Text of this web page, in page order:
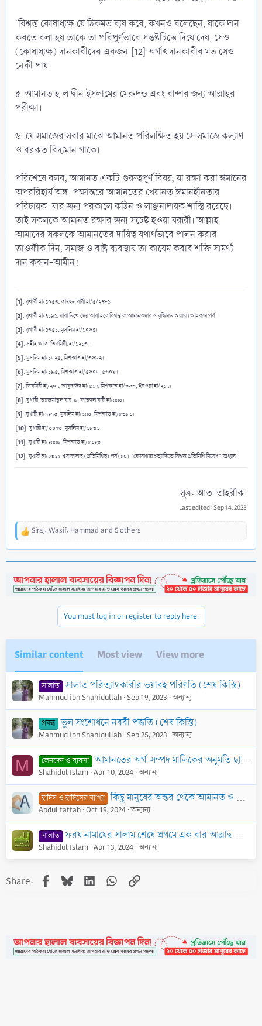
‘বিশ্বস্ত কোষাধ্যক্ষ যে ঠিকমত ব্যয় করে, কখনও বলেছেন, যাকে দান
করতে বলা হয় তাকে তা পরিপূর্ণভাবে সন্তুষ্টচিত্তে দিয়ে দেয়, সেও
(কোষাধ্যক্ষ) দানকারীদের একজন।[12] অর্থাৎ দানকারীর মত সেও
নেকী পায়।
৫. আমানত হ’ল দ্বীন ইসলামের মেরুদন্ড এবং বান্দার জন্য আল্লাহর
পরীক্ষা।
৬. যে সমাজের সবার মাঝে আমানত পরিলক্ষিত হয় সে সমাজে কল্যাণ
ও বরকত বিদ্যমান থাকে।
পরিশেষে বলব, আমানত একটি গুরুত্বপূর্ণ বিষয়, যা রক্ষা করা ঈমানের
অপররিহার্য অঙ্গ। পক্ষান্তরে আমানতের খেয়ানত ঈমানহীনতার
পরিচায়ক। যার জন্য পরকালে কঠিন ও লাঞ্ছনাদায়ক শাস্তি রয়েছে।
তাই সকলকে আমানত রক্ষার জন্য সচেষ্ট হওয়া যরূরী। আল্লাহ
আমাদের সকলকে আমানতের দায়িত্ব যথার্থভাবে পালন করার
তাওফীক দিন, সমাজ ও রাষ্ট্র ব্যবস্থায় তা কায়েম করার শক্তি সামর্থ্য
দান করুন-আমীন!
[1]. বুখারী হা/৪০৫৩, ফাৎহুল বারী হা/৫/২৭৮১।
[2]. বুখারী হা/৭১৯১, যারা নিখে দেয় তারা হবে বিশ্বস্ত বা আমানতদার ও বুদ্ধিমান অধ্যায়। আহকাম পর্ব।
[3]. বুখারী হা/৪৩৫১; মুসলিম হা/১০৬৪।
[4]. সহীহ আত-তিরমিযী, হা/১২১৩।
[5]. মুসলিম হা/১৮২৫; মিশকাত হা/৩৬৮২।
[6]. মুসলিম হা/১৯৫; মিশকাত হা/৫৬০৮-৫৬০৯।
[7]. তিরমিযী হা/২০৭, আবুদাঊদ হা/৫১৭, মিশকাত হা/৬৬৩; ইরওয়া হা/২১৭।
[8]. বুখারী, তরজমাতুল বাব-৯; ফাতহুল বারী হা/৪৪৩।
[9]. বুখারী হা/৭২৭৬; মুসলিম হা/১৪৩; মিশকাত হা/৫৩৮১।
[10]. বুখারী হা/৩০৭৩; মুসলিম হা/১৮৩১।
[11]. বুখারী হা/২৪৪৯; মিশকাত হা/৫১২৬।
[12]. বুখারী হা/২৩১৯ ওয়াকালাহ (প্রতিনিধিত্ব) পর্ব (৪০), ‘কোষাগার ইত্যাদিতে বিশ্বস্ত প্রতিনিধি নিয়োগ’ অধ্যায়।
সূত্র: আত-তাহরীক।​
Last edited: Sep 14, 2023
R
t
i
Siraj, Wasif, Hammad and 5 others
You must log in or register to reply here.
Similar content Most view View more
সালাত সালাত পরিত্যাগকারীর ভয়াবহ পরিণতি (শেষ কিস্তি)
Mahmud ibn Shahidullah Sep 19, 2023 অন্যান্য
প্রবন্ধ ভুল সংশোধনে নববী পদ্ধতি (শেষ কিস্তি)
Mahmud ibn Shahidullah Sep 25, 2023 অন্যান্য
M লেনদেন ও ব্যবসা আমানতের অর্থ-সম্পদ মালিকের অনুমতি ছাড়া খরচ করার বিধান
Shahidul Islam Apr 10, 2024 অন্যান্য
হাদিস ও হাদিসের ব্যাখ্যা কিছু মানুষের অন্তর থেকে আমানত ও ঈমান উঠে যাওয়া
Abdul fattah Oct 19, 2024 অন্যান্য
সালাত ফরয নামাযের সালাম শেষে প্রথমে এক বার আল্লাহু আকবার, নাকি তিন বার আস্তাগফিরুল্লাহ? একটি দলিল ভিত্তিক পর্যালোচনা
Shahidul Islam Apr 13, 2024 অন্যান্য
Share: Facebook
BlueskyLinkedInWhatsApp
Link